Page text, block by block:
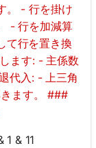
。 - 行を掛け
- 行を加減算
て行を置き換
ます: - 主係数
代入: - 上三角
ます。 ###
& 11